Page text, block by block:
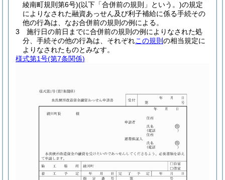
綾南町規則第6号)(以下「合併前の規則」という。)の規定
によりなされた融資あっせん及び利子補給に係る手続その
他の行為は、なお合併前の規則の例による。
3
施行日の前日までに合併前の規則の例によりなされた処
分、手続その他の行為は、それぞれこの規則 の相当規定に
よりなされたものとみなす。
様式第1号(第7条関係)